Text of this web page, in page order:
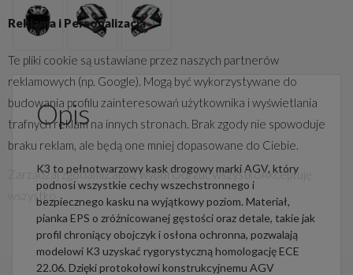
Opis
K3 to pełnotwarzowy kask drogowy marki AGV, który
podnosi wszystkie cechy wszechstronnego i
bezpiecznego kasku na wyjątkowy poziom. Materiał,
pianka EPS o zróżnicowanej gęstości oraz detale, takie jak
profil chroniący obojczyk i osłona ochronna, pozwalają
modelowi K3 uzyskać rygorystyczną homologację ECE
22.06. Dzięki protokołowi konstrukcyjnemu AGV
Reklama i Personalizacja
Te pliki cookie są ustawiane przez naszych partnerów
reklamowych (np. Google). Mogą być wykorzystywane do
budowania profilu zainteresowań użytkownika i wyświetlania
trafnych reklam na innych stronach. Brak zgody nie spowoduje
braku reklam, ale będą one mniej dopasowane do Ciebie.
Zarządzaj zgodamiZapisz wybórOdrzuć wszystkoAkceptuję
wszystko